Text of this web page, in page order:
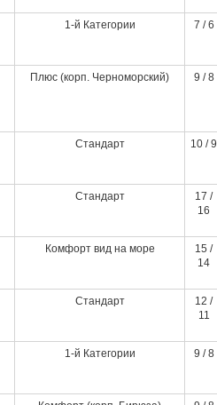
1-й Категории 7 / 6
Плюс (корп. Черноморский) 9 / 8
Стандарт 10 / 9
Стандарт
17 /
16
Комфорт вид на море
15 /
14
Стандарт
12 /
11
1-й Категории 9 / 8